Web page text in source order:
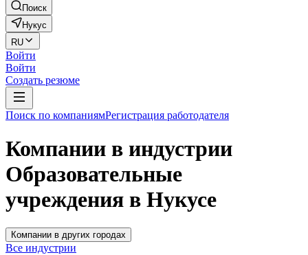
Поиск
Нукус
RU
Войти
Войти
Создать резюме
Поиск по компаниямРегистрация работодателя
Компании в индустрии
Образовательные
учреждения в Нукусе
Компании в других городах
Все индустрии